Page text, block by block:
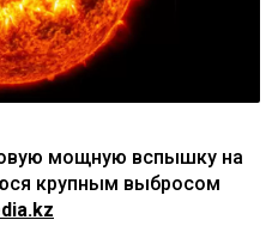
мощную вспышку на
крупным выбросом